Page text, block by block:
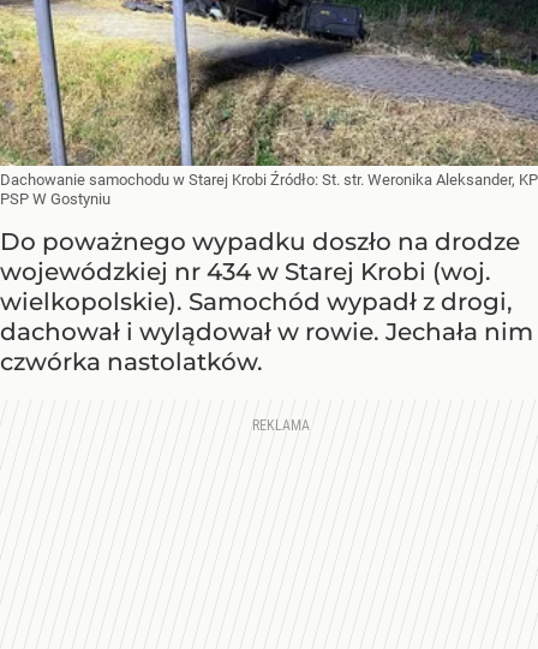
Dachowanie samochodu w Starej Krobi Źródło: St. str. Weronika Aleksander, KP
PSP W Gostyniu
Do poważnego wypadku doszło na drodze
wojewódzkiej nr 434 w Starej Krobi (woj.
wielkopolskie). Samochód wypadł z drogi,
dachował i wylądował w rowie. Jechała nim
czwórka nastolatków.